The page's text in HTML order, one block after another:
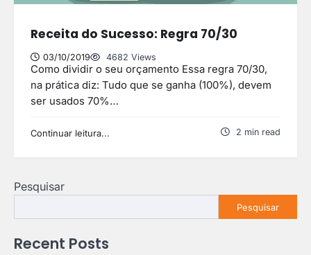
Receita do Sucesso: Regra 70/30
03/10/2019 4682 Views
Como dividir o seu orçamento Essa regra 70/30,
na prática diz: Tudo que se ganha (100%), devem
ser usados 70%…
Continuar leitura... 2 min read
Pesquisar
Pesquisar
Recent Posts